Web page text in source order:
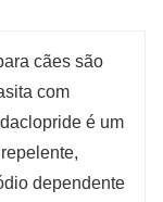
cães são
com
é um
dependente